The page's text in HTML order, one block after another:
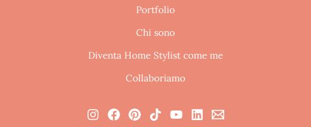
Portfolio
Chi sono
Diventa Home Stylist come me
Collaboriamo